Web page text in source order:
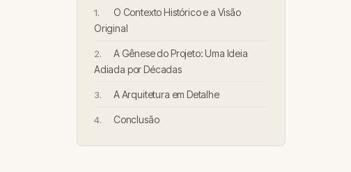
O Contexto Histórico e a Visão
Original
A Gênese do Projeto: Uma Ideia
Adiada por Décadas
A Arquitetura em Detalhe
Conclusão